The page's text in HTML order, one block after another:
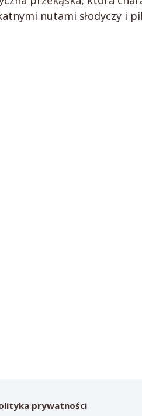
nutami słodyczy i
prywatności